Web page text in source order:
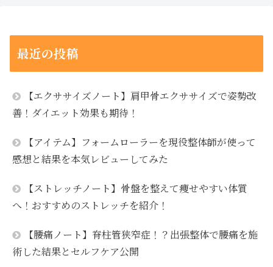
最近の投稿
【エクササイズノート】肩甲骨エクササイズで姿勢改
善！ダイエット効果も期待！
【アイテム】フォームローラーを現役整体師が使って
感想と結果を本気レビューしてみた
【ストレッチノート】骨盤を整えて痩せやすい体質
へ！おすすめのストレッチを紹介！
【腰痛ノート】脊柱管狭窄症！？出張整体で腰痛を施
術した結果とセルフケア公開